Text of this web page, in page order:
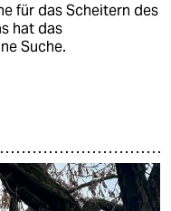
für das Scheitern des
hat das
Suche.